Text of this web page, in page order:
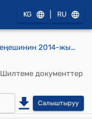
KG RU
Кара-Суу айылдык кеңешинин 2014-жылдын 28-февралындагы № 6 "Кара-Суу айыл аймагынын айыл өкмөтүндө малчыларга башка айыл аймагындагы жашоочуларга тийиштүү малдарына жайыт акысы боюнча бааларды аныктоо жөнүндө" токтому
Шилтеме документтер
Салыштыруу